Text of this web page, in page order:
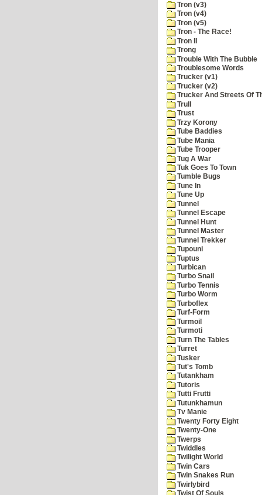
Tron (v3)
Tron (v4)
Tron (v5)
Tron - The Race!
Tron II
Trong
Trouble With The Bubble
Troublesome Words
Trucker (v1)
Trucker (v2)
Trucker And Streets Of
Trull
Trust
Trzy Korony
Tube Baddies
Tube Mania
Tube Trooper
Tug A War
Tuk Goes To Town
Tumble Bugs
Tune In
Tune Up
Tunnel
Tunnel Escape
Tunnel Hunt
Tunnel Master
Tunnel Trekker
Tupouni
Tuptus
Turbican
Turbo Snail
Turbo Tennis
Turbo Worm
Turboflex
Turf-Form
Turmoil
Turmoti
Turn The Tables
Turret
Tusker
Tut's Tomb
Tutankham
Tutoris
Tutti Frutti
Tutunkhamun
Tv Manie
Twenty Forty Eight
Twenty-One
Twerps
Twiddles
Twilight World
Twin Cars
Twin Snakes Run
Twirlybird
Twist Of Souls